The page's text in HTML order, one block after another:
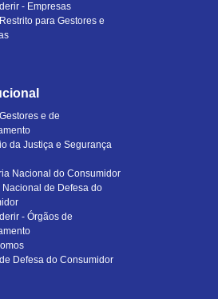
- Empresas
para Gestores e
e de
da Justiça e Segurança
Nacional do Consumidor
Nacional de Defesa do
- Órgãos de
Defesa do Consumidor